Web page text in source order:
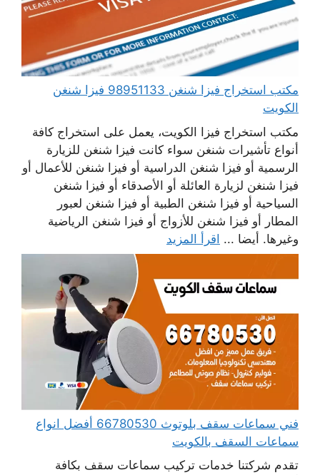
مكتب استخراج فيزا شنغن 98951133 فيزا شنغن
الكويت
مكتب استخراج فيزا الكويت، يعمل على استخراج كافة
أنواع تأشيرات شنغن سواء كانت فيزا شنغن للزيارة
الرسمية أو فيزا شنغن الدراسية أو فيزا شنغن للأعمال أو
فيزا شنغن لزيارة العائلة أو الأصدقاء أو فيزا شنغن
السياحية أو فيزا شنغن الطبية أو فيزا شنغن لعبور
المطار أو فيزا شنغن للأزواج أو فيزا شنغن الرياضية
وغيرها. أيضا ... اقرأ المزيد
فني سماعات سقف بلوتوث 66780530 أفضل انواع
سماعات السقف بالكويت
تقدم شركتنا خدمات تركيب سماعات سقف بكافة